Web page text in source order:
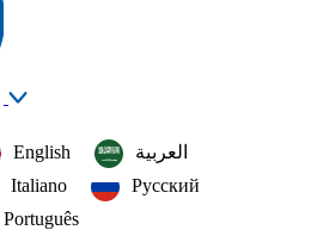
English
العربية‏
Italiano
Русский
Português